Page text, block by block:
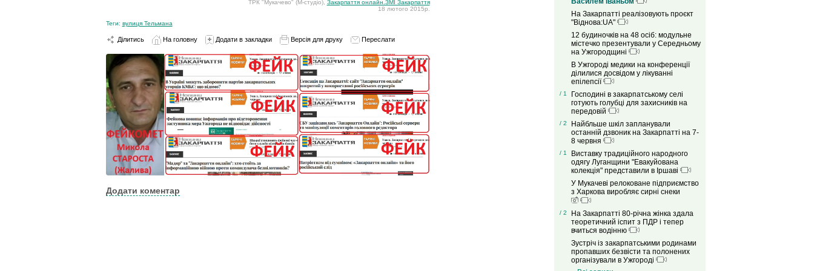
ТРК "Мукачево" (М-студіо), Закарпаття онлайн.ЗМІ Закарпаття
18 лютого 2015р.
Теги: вулиця Тельмана
Ділитись На головну Додати в закладки Версія для друку Переслати
Додати коментар
На Закарпатті реалізовують проєкт
"Віднова:UA"
12 будиночків на 48 осіб: модульне
містечко презентували у Середньому
на Ужгородщині
В Ужгороді медики на конференції
ділилися досвідом у лікуванні
епілепсії
/ 1
Господині в закарпатському селі
готують голубці для захисників на
передовій
/ 2
Найбльше шкіл запланували
останній дзвоник на Закарпатті на 7-
8 червня
/ 1
Виставку традиційного народного
одягу Луганщини "Евакуйована
колекція" представили в Іршаві
У Мукачеві релоковане підприємство
з Харкова виробляє сирні снеки
/ 2
На Закарпатті 80-річна жінка здала
теоретичний іспит з ПДР і тепер
вчиться водінню
Зустріч із закарпатськими родинами
пропавших безвісти та полонених
організували в Ужгороді